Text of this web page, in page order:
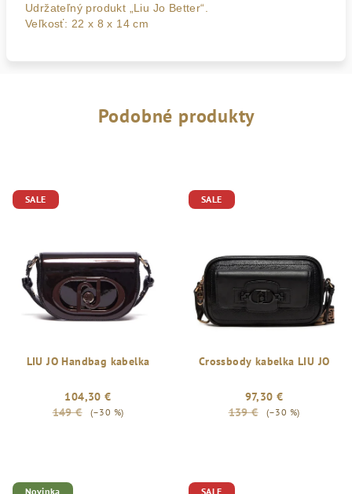
Udržateľný produkt „Liu Jo Better“.
Veľkosť: 22 x 8 x 14 cm
Podobné produkty
SALE
LIU JO Handbag kabelka
104,30 €
149 €
(–30 %)
SALE
Crossbody kabelka LIU JO
97,30 €
139 €
(–30 %)
Novinka SALE